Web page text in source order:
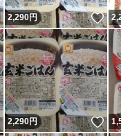
いいね！
2,290円 い
いいね！
2,290円 い